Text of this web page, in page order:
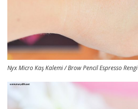
Nyx Micro Kaş Kalemi / Brow Pencil Espresso Rengi